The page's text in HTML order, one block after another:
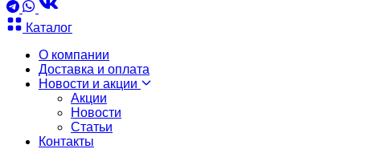
Каталог
О компании
Доставка и оплата
Новости и акции
Акции
Новости
Статьи
Контакты